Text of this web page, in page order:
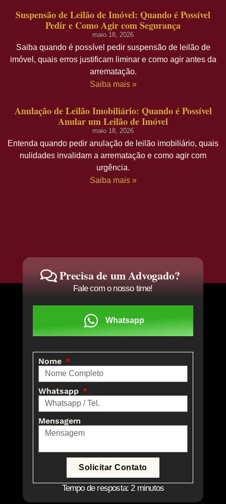
Suspensão de Leilão de Imóvel: Quando é Possível
Pedir e Como Agir com Segurança
maio 18, 2026
Saiba quando é possível pedir suspensão de leilão de
imóvel, quais erros justificam liminar e como agir antes da
arrematação.
Saiba mais »
Anulação de Leilão Imobiliário: Quando é Possível
Anular um Leilão de Imóvel
maio 18, 2026
Entenda quando pedir anulação de leilão imobiliário, quais
nulidades invalidam a arrematação e como agir com
urgência.
Saiba mais »
Precisa de um Advogado?
Fale com o nosso time!
Whatsapp
Nome
Whatsapp
Mensagem
Solicitar Contato
Tempo de resposta: 2 minutos